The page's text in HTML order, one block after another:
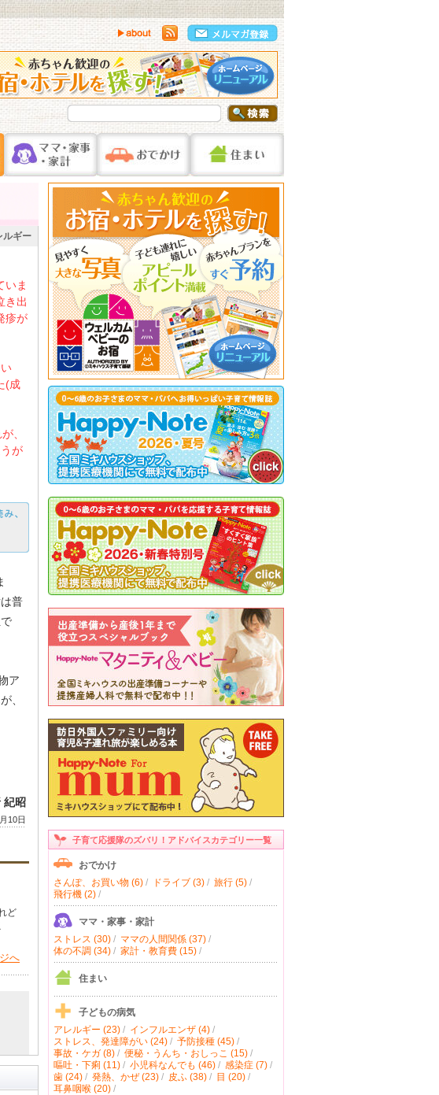
ルギー
いま
き出
疹が
(成
、
が
普
ア
、
紀昭
10日
ど
へ
子育て応援隊のズバリ！アドバイスカテゴリー一覧
おでかけ
さんぽ、お買い物 (6)/ ドライブ (3)/ 旅行 (5)/
飛行機 (2)/
ママ・家事・家計
ストレス (30)/ ママの人間関係 (37)/
体の不調 (34)/ 家計・教育費 (15)/
住まい
子どもの病気
アレルギー (23)/ インフルエンザ (4)/
ストレス、発達障がい (24)/ 予防接種 (45)/
事故・ケガ (8)/ 便秘・うんち・おしっこ (15)/
嘔吐・下痢 (11)/ 小児科なんでも (46)/ 感染症 (7)/
歯 (24)/ 発熱、かぜ (23)/ 皮ふ (38)/ 目 (20)/
耳鼻咽喉 (20)/